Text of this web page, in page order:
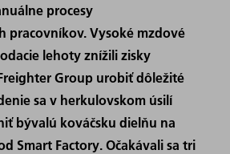
procesy
pracovníkov. Vysoké mzdové
lehoty znížili zisky
Group urobiť dôležité
sa v herkulovskom úsilí
bývalú kováčsku dielňu na
Smart Factory. Očakávali sa tri